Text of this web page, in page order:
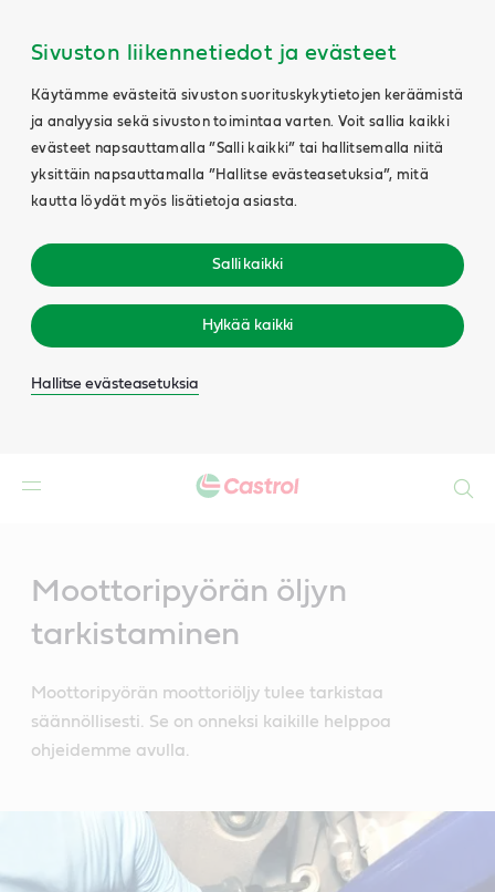
Sivuston liikennetiedot ja evästeet
Käytämme evästeitä sivuston suorituskykytietojen keräämistä
ja analyysia sekä sivuston toimintaa varten. Voit sallia kaikki
evästeet napsauttamalla ”Salli kaikki” tai hallitsemalla niitä
yksittäin napsauttamalla ”Hallitse evästeasetuksia”, mitä
kautta löydät myös lisätietoja asiasta.
Salli kaikki
Hylkää kaikki
Hallitse evästeasetuksia
Moottoripyörän öljyn
tarkistaminen
Moottoripyörän moottoriöljy tulee tarkistaa
säännöllisesti. Se on onneksi kaikille helppoa
ohjeidemme avulla.